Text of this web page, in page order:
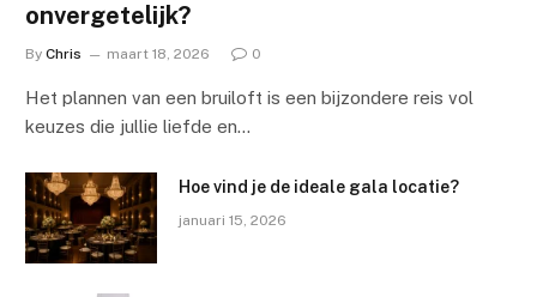
onvergetelijk?
By Chris maart 18, 2026 0
Het plannen van een bruiloft is een bijzondere reis vol
keuzes die jullie liefde en…
Hoe vind je de ideale gala locatie?
januari 15, 2026